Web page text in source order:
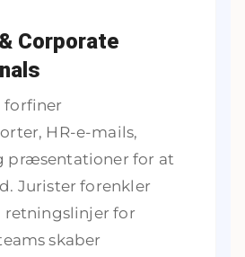
Corporate
forfiner
HR-e-mails,
præsentationer for at
Jurister forenkler
for
skaber